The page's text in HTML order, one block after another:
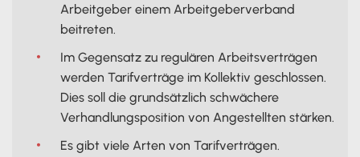
Arbeitgeber einem Arbeitgeberverband
beitreten.
Im Gegensatz zu regulären Arbeitsverträgen
werden Tarifverträge im Kollektiv geschlossen.
Dies soll die grundsätzlich schwächere
Verhandlungsposition von Angestellten stärken.
Es gibt viele Arten von Tarifverträgen.